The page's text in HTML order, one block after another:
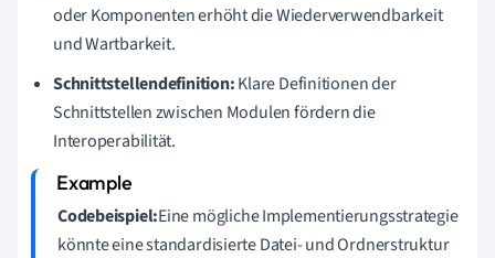
oder Komponenten erhöht die Wiederverwendbarkeit
und Wartbarkeit.
Schnittstellendefinition:Klare Definitionen der
Schnittstellen zwischen Modulen fördern die
Interoperabilität.
Codebeispiel:Eine mögliche Implementierungsstrategie
könnte eine standardisierte Datei- und Ordnerstruktur